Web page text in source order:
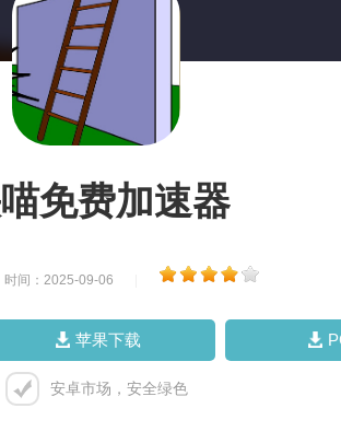
免费加速器
时间：2025-09-06
苹果下载
安卓市场，安全绿色